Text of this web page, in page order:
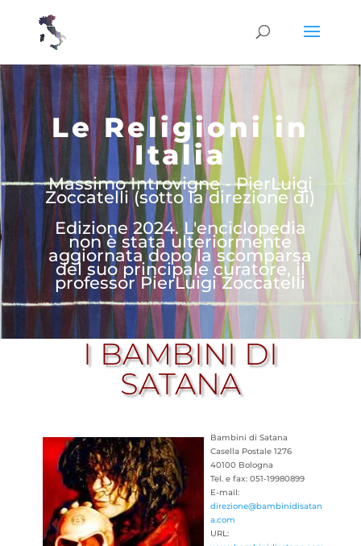
Le Religioni in
Italia
Massimo Introvigne - PierLuigi
Zoccatelli (sotto la direzione di)
Edizione 2024. L'enciclopedia
non è stata ulteriormente
aggiornata dopo la scomparsa
del suo principale curatore, il
professor PierLuigi Zoccatelli
I BAMBINI DI
SATANA
Bambini di Satana
Casella Postale 1276
40100 Bologna
Tel. e fax: 051-19980899
E-mail:
direzione@bambinidisatan
a.com
URL: